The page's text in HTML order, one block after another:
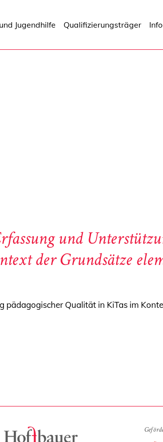
Jugendhilfe Qualifizierungsträger
und
der Grundsätze
Qualität in KiTas im